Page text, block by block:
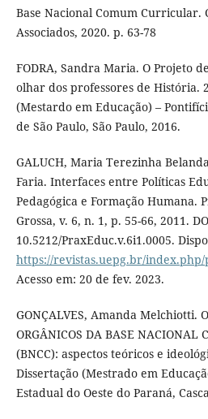
Base Nacional Comum Curricular.
Associados, 2020. p. 63-78
FODRA, Sandra Maria. O Projeto
olhar dos professores de História.
(Mestardo em Educação) –
de São Paulo, São Paulo, 2016.
GALUCH, Maria Terezinha
Faria. Interfaces entre Políticas
Pedagógica e Formação Humana.
Grossa, v. 6, n. 1, p. 55-66, 2011.
10.5212/PraxEduc.v.6i1.0005.
https://revistas.uepg.br/
Acesso em: 20 de fev. 2023.
GONÇALVES, Amanda Melchiotti.
ORGÂNICOS DA BASE NACIONAL
(BNCC): aspectos teóricos e
Dissertação (Mestrado em
Estadual do Oeste do Paraná,